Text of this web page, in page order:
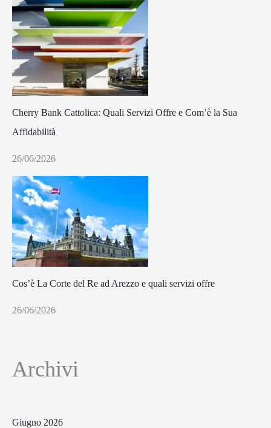
Cherry Bank Cattolica: Quali Servizi Offre e Com’è la Sua
Affidabilità
26/06/2026
Cos’è La Corte del Re ad Arezzo e quali servizi offre
26/06/2026
Archivi
Giugno 2026